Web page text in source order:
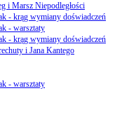
i Marsz Niepodległości
- krąg wymiany doświadczeń
- warsztaty
- krąg wymiany doświadczeń
i Jana Kantego
- warsztaty